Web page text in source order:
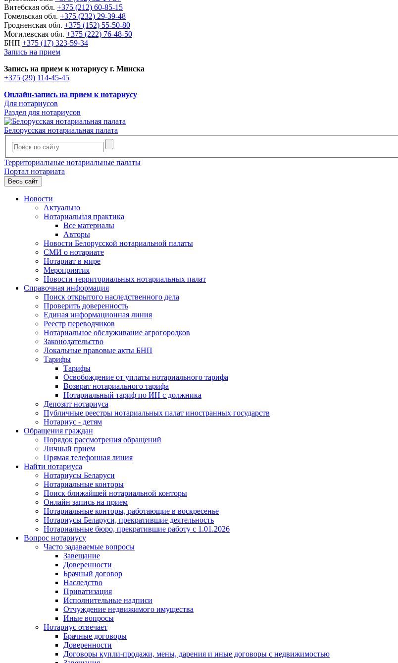
Витебская обл. +375 (212) 60-85-15
Гомельская обл. +375 (232) 29-39-48
Гродненская обл. +375 (152) 55-50-80
Могилевская обл. +375 (222) 76-48-50
БНП +375 (17) 323-59-34
Запись на прием
Запись на прием к нотариусу г. Минска
+375 (29) 114-45-45
Онлайн-запись на прием к нотариусу
Для нотариусов
Раздел для нотариусов
Белорусская нотариальная палата
Территориальные нотариальные палаты
Портал нотариата
Весь сайт
Новости
Актуально
Нотариальная практика
Все материалы
Авторы
Новости Белорусской нотариальной палаты
СМИ о нотариате
Нотариат в мире
Мероприятия
Новости территориальных нотариальных палат
Справочная информация
Поиск открытого наследственного дела
Проверить доверенность
Единая информационная линия
Реестр переводчиков
Нотариальное обслуживание агрогородков
Законодательство
Локальные правовые акты БНП
Тарифы
Тарифы
Освобождение от уплаты нотариального тарифа
Возврат нотариального тарифа
Нотариальный тариф по ИН с должника
Депозит нотариуса
Публичные реестры нотариальных палат иностранных государств
Нотариус - детям
Обращения граждан
Порядок рассмотрения обращений
Личный прием
Прямая телефонная линия
Найти нотариуса
Нотариусы Беларуси
Нотариальные конторы
Поиск ближайшей нотариальной конторы
Онлайн запись на прием
Нотариальные конторы, работающие в воскресенье
Нотариусы Беларуси, прекратившие деятельность
Нотариальные бюро, прекратившие работу с 1.01.2026
Вопрос нотариусу
Часто задаваемые вопросы
Завещание
Доверенности
Брачный договор
Наследство
Приватизация
Исполнительные надписи
Отчуждение недвижимого имущества
Иные вопросы
Нотариус отвечает
Брачные договоры
Доверенности
Договоры купли-продажи, мены, дарения и иные договоры с недвижимостью